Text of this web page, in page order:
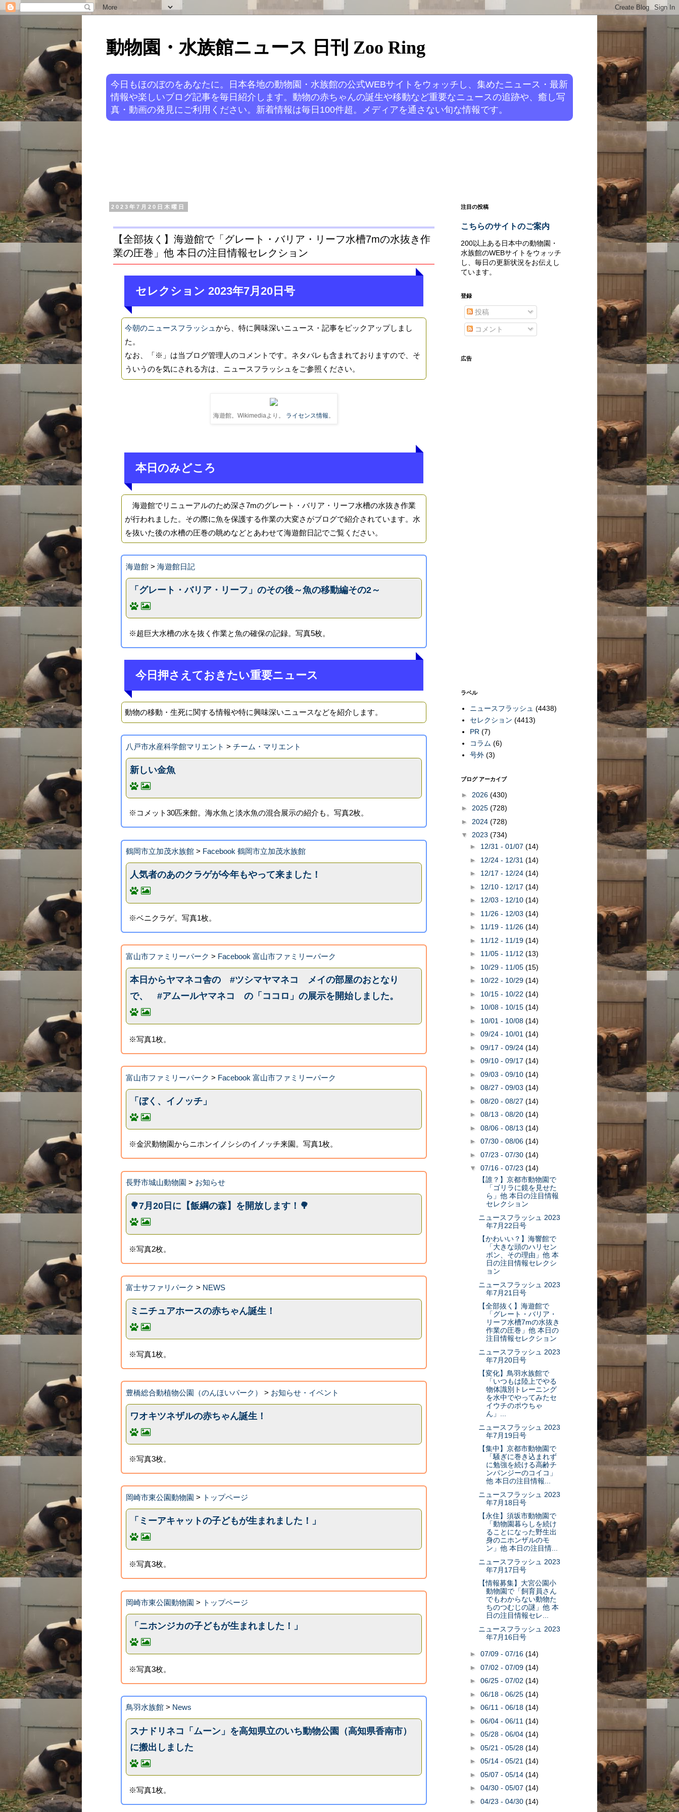
動物園・水族館ニュース 日刊 Zoo Ring
今日もほのぼのをあなたに。日本各地の動物園・水族館の公式WEBサイトをウォッチし、集めたニュース・最新
情報や楽しいブログ記事を毎日紹介します。動物の赤ちゃんの誕生や移動など重要なニュースの追跡や、癒し写
真・動画の発見にご利用ください。新着情報は毎日100件超。メディアを通さない旬な情報です。
2023年7月20日木曜日
【全部抜く】海遊館で「グレート・バリア・リーフ水槽7mの水抜き作
業の圧巻」他 本日の注目情報セレクション
セレクション 2023年7月20日号
今朝のニュースフラッシュから、特に興味深いニュース・記事をピックアップしまし
た。
なお、「※」は当ブログ管理人のコメントです。ネタバレも含まれておりますので、そ
ういうのを気にされる方は、ニュースフラッシュをご参照ください。
海遊館。Wikimediaより。 ライセンス情報 。
本日のみどころ
海遊館でリニューアルのため深さ7mのグレート・バリア・リーフ水槽の水抜き作業
が行われました。その際に魚を保護する作業の大変さがブログで紹介されています。水
を抜いた後の水槽の圧巻の眺めなどとあわせて海遊館日記でご覧ください。
海遊館 >海遊館日記
「グレート・バリア・リーフ」のその後～魚の移動編その2～
※超巨大水槽の水を抜く作業と魚の確保の記録。写真5枚。
今日押さえておきたい重要ニュース
動物の移動・生死に関する情報や特に興味深いニュースなどを紹介します。
八戸市水産科学館マリエント >チーム・マリエント
新しい金魚
※コメット30匹来館。海水魚と淡水魚の混合展示の紹介も。写真2枚。
鶴岡市立加茂水族館 > Facebook 鶴岡市立加茂水族館
人気者のあのクラゲが今年もやって来ました！
※ベニクラゲ。写真1枚。
富山市ファミリーパーク > Facebook 富山市ファミリーパーク
本日からヤマネコ舎の #ツシマヤマネコ メイの部屋のおとなり
で、 #アムールヤマネコ の「ココロ」の展示を開始しました。
※写真1枚。
富山市ファミリーパーク > Facebook 富山市ファミリーパーク
「ぼく、イノッチ」
※金沢動物園からニホンイノシシのイノッチ来園。写真1枚。
長野市城山動物園 > お知らせ
🌳7月20日に【飯綱の森】を開放します！🌳
※写真2枚。
富士サファリパーク > NEWS
ミニチュアホースの赤ちゃん誕生！
※写真1枚。
豊橋総合動植物公園（のんほいパーク） > お知らせ・イベント
ワオキツネザルの赤ちゃん誕生！
※写真3枚。
岡崎市東公園動物園 > トップページ
「ミーアキャットの子どもが生まれました！」
※写真3枚。
岡崎市東公園動物園 > トップページ
「ニホンジカの子どもが生まれました！」
※写真3枚。
鳥羽水族館 > News
スナドリネコ「ムーン」を高知県立のいち動物公園（高知県香南市）
に搬出しました
※写真1枚。
注目の投稿
こちらのサイトのご案内
200以上ある日本中の動物園・
水族館のWEBサイトをウォッチ
し、毎日の更新状況をお伝えし
ています。
登録
投稿
コメント
広告
ラベル
ニュースフラッシュ (4438)
セレクション (4413)
PR (7)
コラム (6)
号外 (3)
ブログ アーカイブ
► 2026 (430)
► 2025 (728)
► 2024 (728)
▼ 2023 (734)
► 12/31 - 01/07 (14)
► 12/24 - 12/31 (14)
► 12/17 - 12/24 (14)
► 12/10 - 12/17 (14)
► 12/03 - 12/10 (14)
► 11/26 - 12/03 (14)
► 11/19 - 11/26 (14)
► 11/12 - 11/19 (14)
► 11/05 - 11/12 (13)
► 10/29 - 11/05 (15)
► 10/22 - 10/29 (14)
► 10/15 - 10/22 (14)
► 10/08 - 10/15 (14)
► 10/01 - 10/08 (14)
► 09/24 - 10/01 (14)
► 09/17 - 09/24 (14)
► 09/10 - 09/17 (14)
► 09/03 - 09/10 (14)
► 08/27 - 09/03 (14)
► 08/20 - 08/27 (14)
► 08/13 - 08/20 (14)
► 08/06 - 08/13 (14)
► 07/30 - 08/06 (14)
► 07/23 - 07/30 (14)
▼ 07/16 - 07/23 (14)
【誰？】京都市動物園で
「ゴリラに鏡を見せた
ら」他 本日の注目情報
セレクション
ニュースフラッシュ 2023
年7月22日号
【かわいい？】海響館で
「大きな頭のハリセン
ボン、その理由」他 本
日の注目情報セレクシ
ョン
ニュースフラッシュ 2023
年7月21日号
【全部抜く】海遊館で
「グレート・バリア・
リーフ水槽7mの水抜き
作業の圧巻」他 本日の
注目情報セレクション
ニュースフラッシュ 2023
年7月20日号
【変化】鳥羽水族館で
「いつもは陸上でやる
物体識別トレーニング
を水中でやってみたセ
イウチのポウちゃ
ん」...
ニュースフラッシュ 2023
年7月19日号
【集中】京都市動物園で
「騒ぎに巻き込まれず
に勉強を続ける高齢チ
ンパンジーのコイコ」
他 本日の注目情報...
ニュースフラッシュ 2023
年7月18日号
【永住】須坂市動物園で
「動物園暮らしを続け
ることになった野生出
身のニホンザルのモ
ン」他 本日の注目情...
ニュースフラッシュ 2023
年7月17日号
【情報募集】大宮公園小
動物園で「飼育員さん
でもわからない動物た
ちのつむじの謎」他 本
日の注目情報セレ...
ニュースフラッシュ 2023
年7月16日号
► 07/09 - 07/16 (14)
► 07/02 - 07/09 (14)
► 06/25 - 07/02 (14)
► 06/18 - 06/25 (14)
► 06/11 - 06/18 (14)
► 06/04 - 06/11 (14)
► 05/28 - 06/04 (14)
► 05/21 - 05/28 (14)
► 05/14 - 05/21 (14)
► 05/07 - 05/14 (14)
► 04/30 - 05/07 (14)
► 04/23 - 04/30 (14)